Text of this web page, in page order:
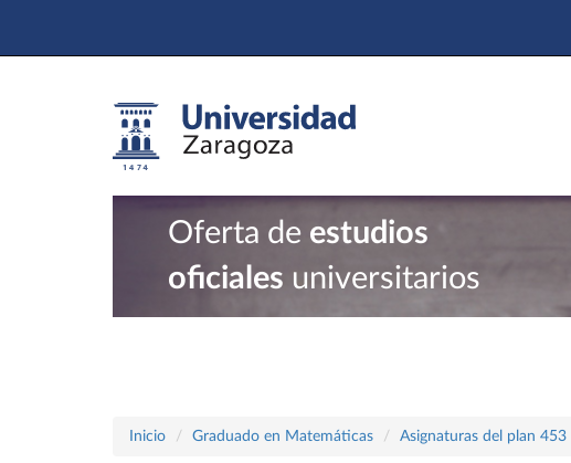
Oferta de estudios
oficiales universitarios
Inicio Graduado en Matemáticas Asignaturas del plan 453